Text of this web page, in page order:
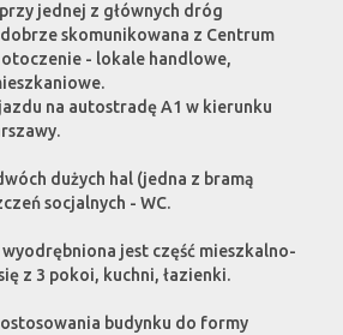
jednej z głównych dróg
skomunikowana z Centrum
- lokale handlowe,
na autostradę A1 w kierunku
dużych hal (jedna z bramą
socjalnych - WC.
jest część mieszkalno-
z 3 pokoi, kuchni, łazienki.
budynku do formy